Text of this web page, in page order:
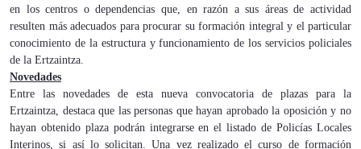
en los centros o dependencias que, en razón a sus áreas de actividad
resulten más adecuados para procurar su formación integral y el particular
conocimiento de la estructura y funcionamiento de los servicios policiales
de la Ertzaintza.
Novedades
Entre las novedades de esta nueva convocatoria de plazas para la
Ertzaintza, destaca que las personas que hayan aprobado la oposición y no
hayan obtenido plaza podrán integrarse en el listado de Policías Locales
Interinos, si así lo solicitan. Una vez realizado el curso de formación